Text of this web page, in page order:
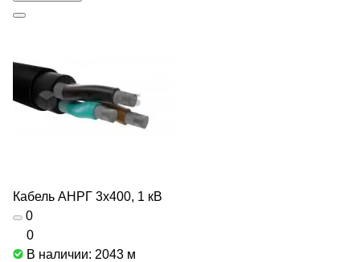
Кабель АНРГ 3х400, 1 кВ
0
0
В наличии: 2043 м